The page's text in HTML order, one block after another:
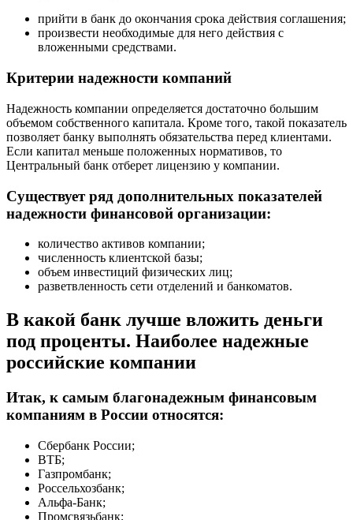
прийти в банк до окончания срока действия соглашения;
произвести необходимые для него действия с
вложенными средствами.
Критерии надежности компаний
Надежность компании определяется достаточно большим
объемом собственного капитала. Кроме того, такой показатель
позволяет банку выполнять обязательства перед клиентами.
Если капитал меньше положенных нормативов, то
Центральный банк отберет лицензию у компании.
Существует ряд дополнительных показателей
надежности финансовой организации:
количество активов компании;
численность клиентской базы;
объем инвестиций физических лиц;
разветвленность сети отделений и банкоматов.
В какой банк лучше вложить деньги
под проценты. Наиболее надежные
российские компании
Итак, к самым благонадежным финансовым
компаниям в России относятся:
Сбербанк России;
ВТБ;
Газпромбанк;
Россельхозбанк;
Альфа-Банк;
Промсвязьбанк;